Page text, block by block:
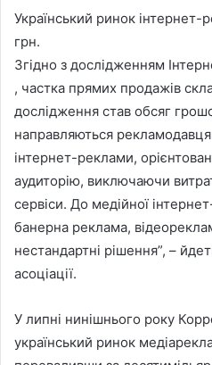
Український ринок
грн.
Згідно з дослідженням
, частка прямих продажів
дослідження став обсяг
направляються
інтернет-реклами,
аудиторію, виключаючи
сервіси. До медійної
банерна реклама,
нестандартні рішення”, –
асоціації.
У липні нинішнього року
український ринок